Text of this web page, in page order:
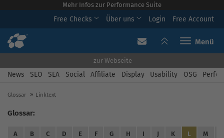
Mehr Infos zur Performance Suite
Free Checks Über uns Login Free Account
Toggle
zur Webseite
News SEO SEA Social Affiliate Display Usability OSG
Glossar Linktext
Glossar:
A B C D E F G H I J K L M